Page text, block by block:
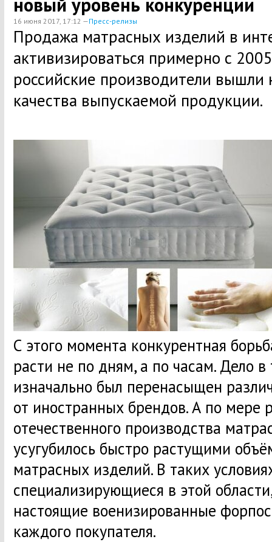
16 июня 2017, 17:12 —Пресс-релизы
Продажа матрасных изделий в
активизироваться примерно с
российские производители
качества выпускаемой продукции.
С этого момента конкурентная
расти не по дням, а по часам. Дело
изначально был перенасыщен
от иностранных брендов. А по мере
отечественного производства
усугубилось быстро растущими
матрасных изделий. В таких
специализирующиеся в этой
настоящие военизированные
каждого покупателя.